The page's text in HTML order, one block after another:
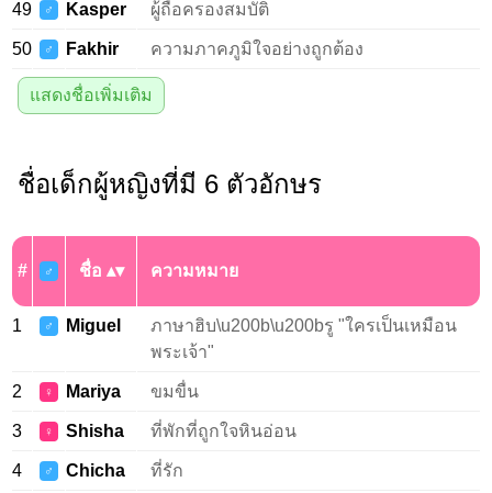
49 ♂ Kasper ผู้ถือครองสมบัติ
50 ♂ Fakhir ความภาคภูมิใจอย่างถูกต้อง
แสดงชื่อเพิ่มเติม
ชื่อเด็กผู้หญิงที่มี 6 ตัวอักษร
# ♂ ชื่อ ความหมาย
1 ♂ Miguel
ภาษาฮิบ\u200b\u200bรู "ใครเป็นเหมือน
พระเจ้า"
2 ♀ Mariya ขมขื่น
3 ♀ Shisha ที่พักที่ถูกใจหินอ่อน
4 ♂ Chicha ที่รัก